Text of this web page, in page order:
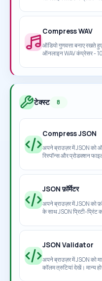
Compress WAV
ऑडियो गुणवत्ता बनाए
ऑनलाइन WAV कंप्रेसर -
टेक्स्ट 8
Compress JSON
अपने ब्राउज़र में JSON को
रिस्पॉन्स और प्रोडक्शन
JSON फ़ॉर्मेटर
अपने ब्राउज़र में JSON को
के साथ JSON प्रिटी-
JSON Validator
अपने ब्राउज़र में JSON को
कॉलम त्रुटियां देखें। मान्य